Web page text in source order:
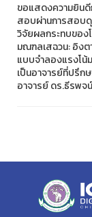
ขอแสดงความยิน
สอบผ่านการสอบ
วิจัยผลกระทบของ
มณฑลเสฉวน: อิงต
แบบจำลองแรงโ
เป็นอาจารย์ที่ปรึก
อาจารย์ ดร.ธีรพจ